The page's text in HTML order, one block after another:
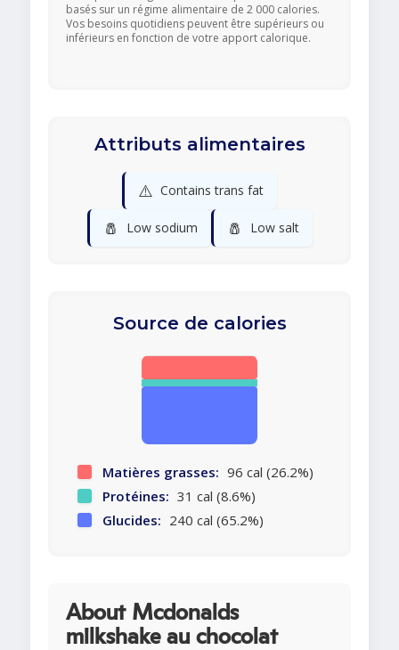
basés sur un régime alimentaire de 2 000 calories.
Vos besoins quotidiens peuvent être supérieurs ou
inférieurs en fonction de votre apport calorique.
Attributs alimentaires
⚠️ Contains trans fat
🧂 Low sodium 🧂 Low salt
Source de calories
Matières grasses: 96 cal (26.2%)
Protéines: 31 cal (8.6%)
Glucides: 240 cal (65.2%)
About Mcdonalds
milkshake au chocolat